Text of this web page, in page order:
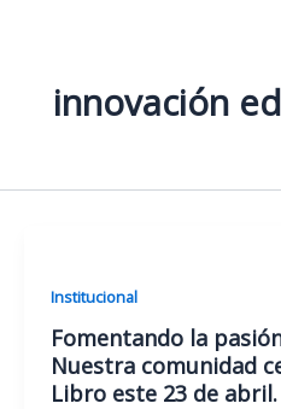
innovación
Institucional
Fomentando la
Nuestra comunidad
Libro este 23 de abril.